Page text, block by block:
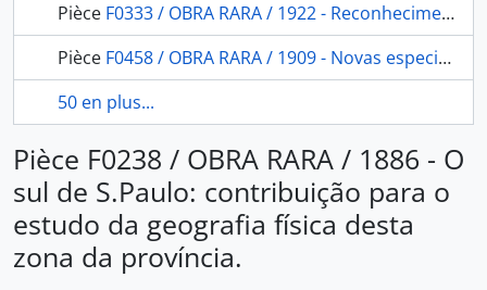
Pièce F0333 / OBRA RARA / 1922 - Reconhecimentos Geologicos no Valle do Amazonas: (Campanhas de 1918 e 1919) Com 17 desenhos e 57 photogravuras no texto.
Pièce F0458 / OBRA RARA / 1909 - Novas especies de Aves amazônicas das collecções do Museu Goeldi (segundo os trabalhos do conselheiro Dr. Steindachner)
50 en plus...
Pièce F0238 / OBRA RARA / 1886 - O
sul de S.Paulo: contribuição para o
estudo da geografia física desta
zona da província.